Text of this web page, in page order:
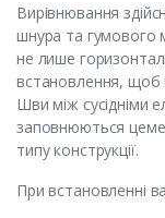
Вирівнювання
шнура та гумового
не лише
встановлення, щоб
Шви між сусідніми
заповнюються
типу конструкції.
При встановленні